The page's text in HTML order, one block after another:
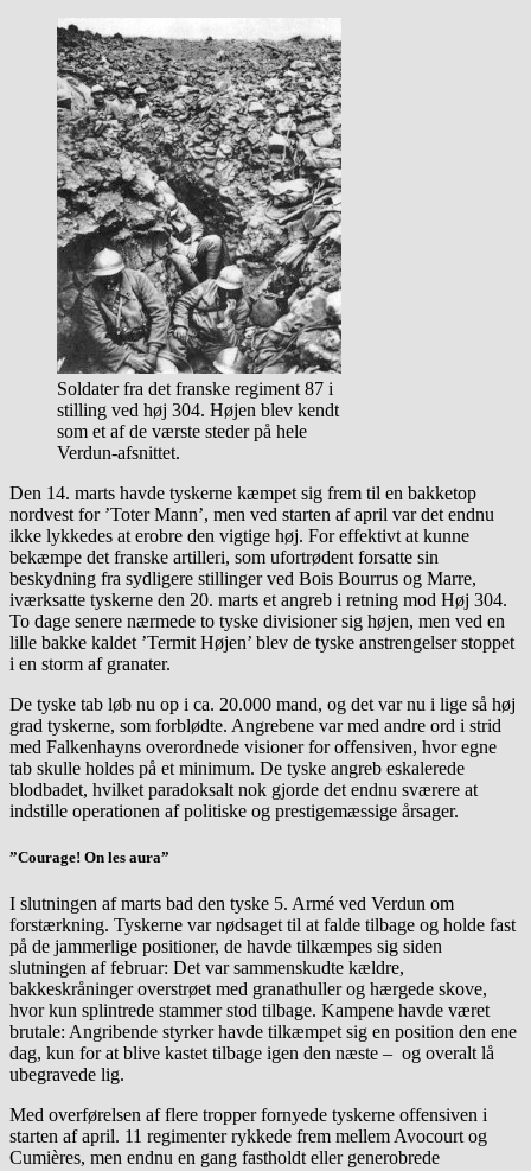
Soldater fra det franske regiment 87 i
stilling ved høj 304. Højen blev kendt
som et af de værste steder på hele
Verdun-afsnittet.
Den 14. marts havde tyskerne kæmpet sig frem til en bakketop
nordvest for ’Toter Mann’, men ved starten af april var det endnu
ikke lykkedes at erobre den vigtige høj. For effektivt at kunne
bekæmpe det franske artilleri, som ufortrødent forsatte sin
beskydning fra sydligere stillinger ved Bois Bourrus og Marre,
iværksatte tyskerne den 20. marts et angreb i retning mod Høj 304.
To dage senere nærmede to tyske divisioner sig højen, men ved en
lille bakke kaldet ’Termit Højen’ blev de tyske anstrengelser stoppet
i en storm af granater.
De tyske tab løb nu op i ca. 20.000 mand, og det var nu i lige så høj
grad tyskerne, som forblødte. Angrebene var med andre ord i strid
med Falkenhayns overordnede visioner for offensiven, hvor egne
tab skulle holdes på et minimum. De tyske angreb eskalerede
blodbadet, hvilket paradoksalt nok gjorde det endnu sværere at
indstille operationen af politiske og prestigemæssige årsager.
”Courage! On les aura”
I slutningen af marts bad den tyske 5. Armé ved Verdun om
forstærkning. Tyskerne var nødsaget til at falde tilbage og holde fast
på de jammerlige positioner, de havde tilkæmpes sig siden
slutningen af februar: Det var sammenskudte kældre,
bakkeskråninger overstrøet med granathuller og hærgede skove,
hvor kun splintrede stammer stod tilbage. Kampene havde været
brutale: Angribende styrker havde tilkæmpet sig en position den ene
dag, kun for at blive kastet tilbage igen den næste – og overalt lå
ubegravede lig.
Med overførelsen af flere tropper fornyede tyskerne offensiven i
starten af april. 11 regimenter rykkede frem mellem Avocourt og
Cumières, men endnu en gang fastholdt eller generobrede